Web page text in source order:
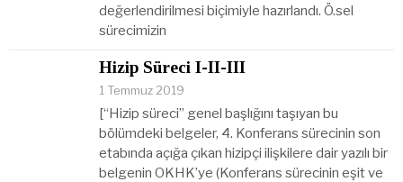
değerlendirilmesi biçimiyle hazırlandı. Ö.sel
sürecimizin
Hizip Süreci I-II-III
1 Temmuz 2019
[“Hizip süreci” genel başlığını taşıyan bu
bölümdeki belgeler, 4. Konferans sürecinin son
etabında açığa çıkan hizipçi ilişkilere dair yazılı bir
belgenin OKHK’ye (Konferans sürecinin eşit ve